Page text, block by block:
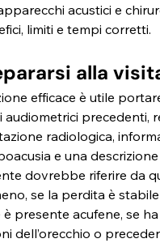
acustici e
limiti e tempi corretti.
alla
efficace è utile
audiometrici precedenti,
radiologica,
e una
dovrebbe riferire da
se la perdita è
presente acufene, se
dell’orecchio o